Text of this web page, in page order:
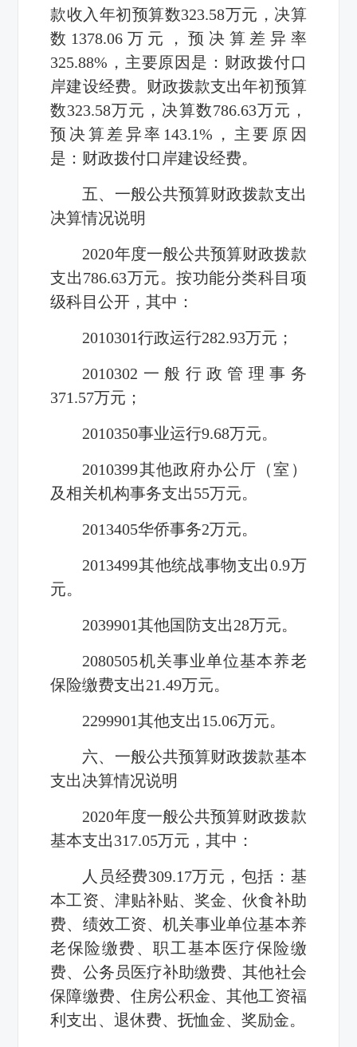
款收入年初预算数323.58万元，决算
数1378.06万元，预决算差异率
325.88%，主要原因是：财政拨付口
岸建设经费。财政拨款支出年初预算
数323.58万元，决算数786.63万元，
预决算差异率143.1%，主要原因
是：财政拨付口岸建设经费。
五、一般公共预算财政拨款支出
决算情况说明
2020年度一般公共预算财政拨款
支出786.63万元。按功能分类科目项
级科目公开，其中：
2010301行政运行282.93万元；
2010302一般行政管理事务
371.57万元；
2010350事业运行9.68万元。
2010399其他政府办公厅（室）
及相关机构事务支出55万元。
2013405华侨事务2万元。
2013499其他统战事物支出0.9万
元。
2039901其他国防支出28万元。
2080505机关事业单位基本养老
保险缴费支出21.49万元。
2299901其他支出15.06万元。
六、一般公共预算财政拨款基本
支出决算情况说明
2020年度一般公共预算财政拨款
基本支出317.05万元，其中：
人员经费309.17万元，包括：基
本工资、津贴补贴、奖金、伙食补助
费、绩效工资、机关事业单位基本养
老保险缴费、职工基本医疗保险缴
费、公务员医疗补助缴费、其他社会
保障缴费、住房公积金、其他工资福
利支出、退休费、抚恤金、奖励金。